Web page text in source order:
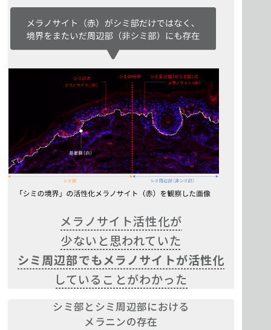
メラノサイト活性化が
少ないと思われていた
シミ周辺部でもメラノサイトが活性化
していることがわかった
シミ部とシミ周辺部における
メラニンの存在